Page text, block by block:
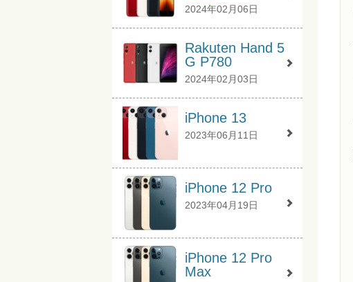
2024年02月06日
Rakuten Hand 5
G P780
2024年02月03日
iPhone 13
2023年06月11日
iPhone 12 Pro
2023年04月19日
iPhone 12 Pro
Max